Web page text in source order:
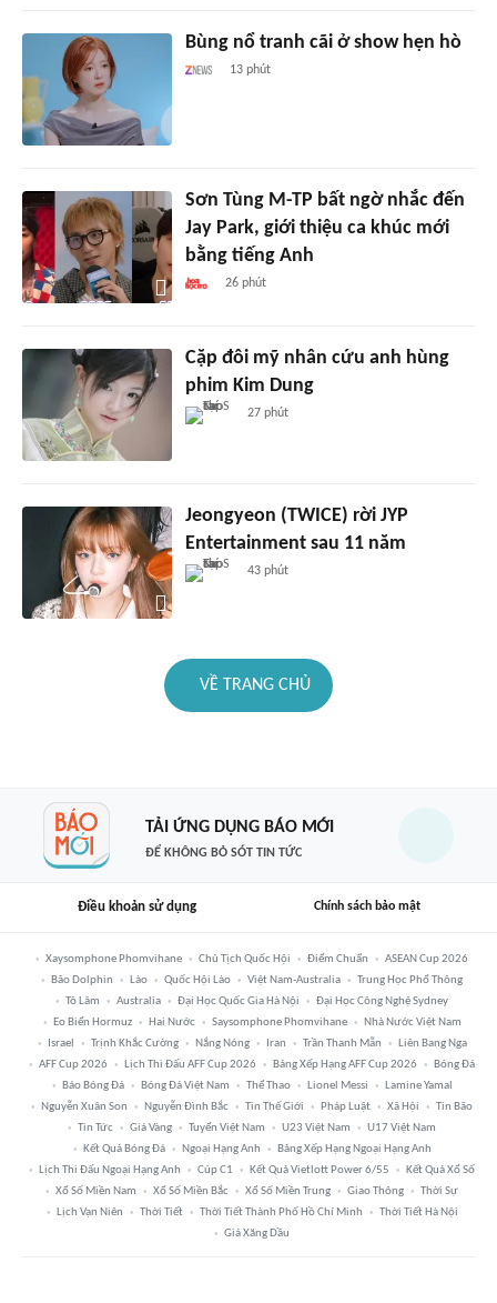
Bùng nổ tranh cãi ở show hẹn hò
13 phút
Sơn Tùng M-TP bất ngờ nhắc đến
Jay Park, giới thiệu ca khúc mới
bằng tiếng Anh
26 phút
Cặp đôi mỹ nhân cứu anh hùng
phim Kim Dung
27 phút
Jeongyeon (TWICE) rời JYP
Entertainment sau 11 năm
43 phút
VỀ TRANG CHỦ
TẢI ỨNG DỤNG BÁO MỚI
ĐỂ KHÔNG BỎ SÓT TIN TỨC
Điều khoản sử dụng Chính sách bảo mật
Xaysomphone Phomvihane Chủ Tịch Quốc Hội Điểm Chuẩn
ASEAN Cup 2026
Bão Dolphin
Lào Quốc Hội Lào Việt Nam-Australia
Trung Học Phổ Thông
Tô Lâm
Australia Đại Học Quốc Gia Hà Nội
Đại Học Công Nghệ Sydney
Eo Biển Hormuz
Hai Nước Saysomphone Phomvihane
Nhà Nước Việt Nam
Israel
Trịnh Khắc Cường Nắng Nóng Iran Trần Thanh Mẫn
Liên Bang Nga
AFF Cup 2026
Lịch Thi Đấu AFF Cup 2026 Bảng Xếp Hạng AFF Cup 2026
Bóng Đá
Báo Bóng Đá
Bóng Đá Việt Nam Thể Thao Lionel Messi
Lamine Yamal
Nguyễn Xuân Son
Nguyễn Đình Bắc Tin Thế Giới Pháp Luật Xã Hội
Tin Bão
Tin Tức
Giá Vàng Tuyển Việt Nam U23 Việt Nam
U17 Việt Nam
Kết Quả Bóng Đá
Ngoại Hạng Anh
Bảng Xếp Hạng Ngoại Hạng Anh
Lịch Thi Đấu Ngoại Hạng Anh
Cúp C1 Kết Quả Vietlott Power 6/55
Kết Quả Xổ Số
Xổ Số Miền Nam
Xổ Số Miền Bắc Xổ Số Miền Trung Giao Thông
Thời Sự
Lịch Vạn Niên
Thời Tiết Thời Tiết Thành Phố Hồ Chí Minh
Thời Tiết Hà Nội
Giá Xăng Dầu